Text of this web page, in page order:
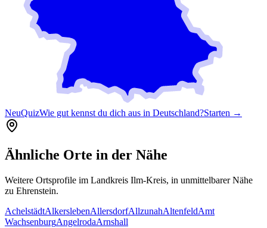
NeuQuizWie gut kennst du dich aus in Deutschland?Starten →
Ähnliche Orte in der Nähe
Weitere Ortsprofile im Landkreis Ilm-Kreis, in unmittelbarer Nähe
zu Ehrenstein.
AchelstädtAlkerslebenAllersdorfAllzunahAltenfeldAmt
WachsenburgAngelrodaArnshall